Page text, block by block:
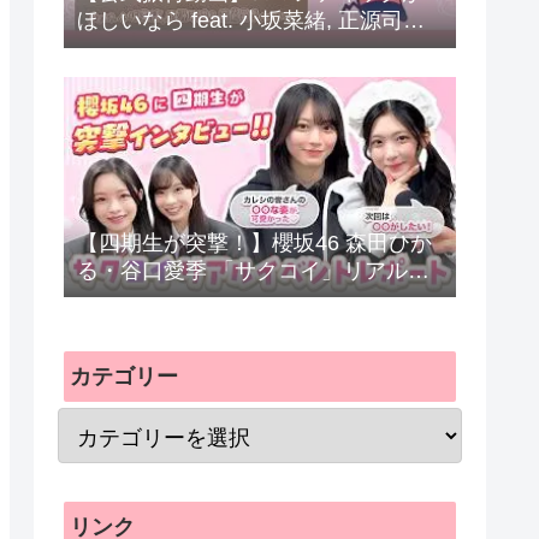
ほしいなら feat. 小坂菜緒, 正源司陽
子, 藤嶌果歩 (日向坂46) / ぼっちぼろ
まる (Dance Practice)
【四期生が突撃！】櫻坂46 森田ひか
る・谷口愛季 「サクコイ」リアルイ
ベントレポート！
カテゴリー
リンク